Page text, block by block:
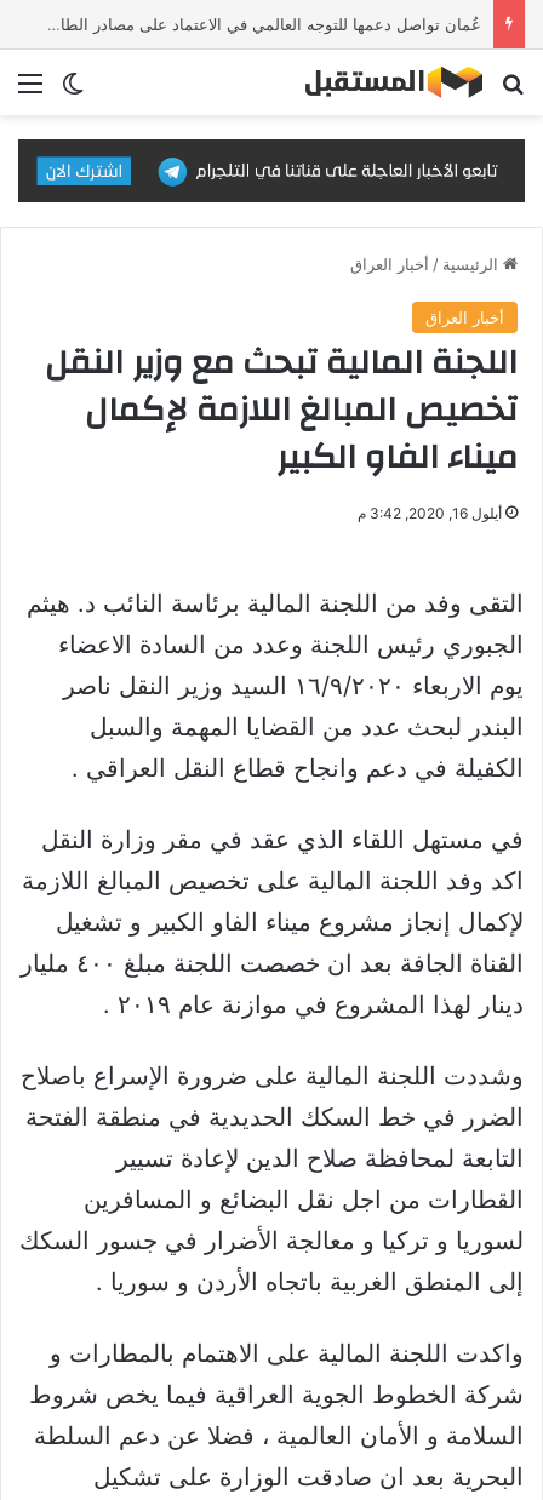
عُمان تواصل دعمها للتوجه العالمي في الاعتماد على مصادر الطاقة النظيفة والمتجددة
الوضع بحث عن
الرئيسية / أخبار العراق
أخبار العراق
اللجنة المالية تبحث مع وزير النقل
تخصيص المبالغ اللازمة لإكمال
ميناء الفاو الكبير
أيلول 16, 2020, 3:42 م
التقى وفد من اللجنة المالية برئاسة النائب د. هيثم
الجبوري رئيس اللجنة وعدد من السادة الاعضاء
يوم الاربعاء ١٦/٩/٢٠٢٠ السيد وزير النقل ناصر
البندر لبحث عدد من القضايا المهمة والسبل
الكفيلة في دعم وانجاح قطاع النقل العراقي .
في مستهل اللقاء الذي عقد في مقر وزارة النقل
اكد وفد اللجنة المالية على تخصيص المبالغ اللازمة
لإكمال إنجاز مشروع ميناء الفاو الكبير و تشغيل
القناة الجافة بعد ان خصصت اللجنة مبلغ ٤٠٠ مليار
دينار لهذا المشروع في موازنة عام ٢٠١٩ .
وشددت اللجنة المالية على ضرورة الإسراع باصلاح
الضرر في خط السكك الحديدية في منطقة الفتحة
التابعة لمحافظة صلاح الدين لإعادة تسيير
القطارات من اجل نقل البضائع و المسافرين
لسوريا و تركيا و معالجة الأضرار في جسور السكك
إلى المنطق الغربية باتجاه الأردن و سوريا .
واكدت اللجنة المالية على الاهتمام بالمطارات و
شركة الخطوط الجوية العراقية فيما يخص شروط
السلامة و الأمان العالمية ، فضلا عن دعم السلطة
البحرية بعد ان صادقت الوزارة على تشكيل